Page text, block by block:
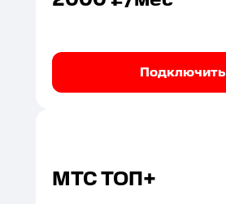
Подключить
МТС ТОП+